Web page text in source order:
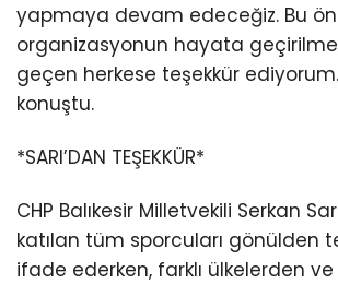
yapmaya devam edeceğiz. Bu
organizasyonun hayata
geçen herkese teşekkür
konuştu.
*SARI’DAN TEŞEKKÜR*
CHP Balıkesir Milletvekili Serkan
katılan tüm sporcuları gönülden
ifade ederken, farklı ülkelerden